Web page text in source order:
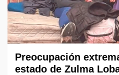
Preocupación
estado de Zulma